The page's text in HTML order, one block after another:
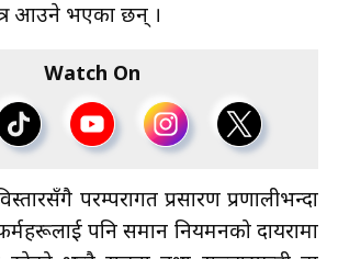
आउने भएका छन् ।
Watch On
परम्परागत प्रसारण प्रणालीभन्दा
पनि समान नियमनको दायरामा